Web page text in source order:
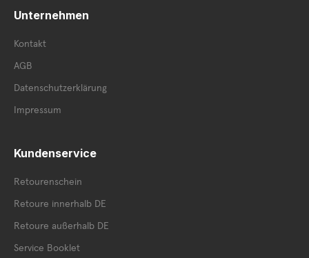
Unternehmen
Kontakt
AGB
Datenschutzerklärung
Impressum
Kundenservice
Retourenschein
Retoure innerhalb DE
Retoure außerhalb DE
Service Booklet